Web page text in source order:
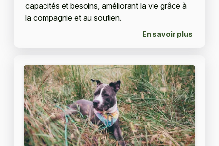
capacités et besoins, améliorant la vie grâce à
la compagnie et au soutien.
En savoir plus